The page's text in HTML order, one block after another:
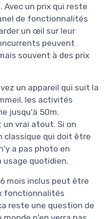
Avec un prix qui reste
de fonctionnalités
un œil sur leur
peuvent
souvent à des prix
un appareil qui suit la
les activités
jusqu'à 50m.
un vrai atout. Si on
classique qui doit être
a pas photo en
quotidien.
mois inclus peut être
fonctionnalités
reste une question de